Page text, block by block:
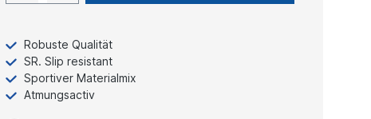
Robuste Qualität
SR. Slip resistant
Sportiver Materialmix
Atmungsactiv